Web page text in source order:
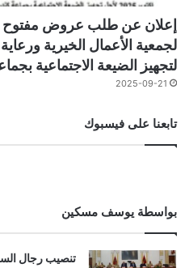
لجمعية الأعمال الخيرية
لتجهيز الضيعة الاجتماعية
2025-09-21
تابعنا على فيسبوك
بواسطة يوسف مسكين
تنصيب رجال